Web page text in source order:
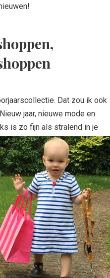
Dat zou ik ook
jaar, nieuwe mode en
is zo fijn als stralend in je